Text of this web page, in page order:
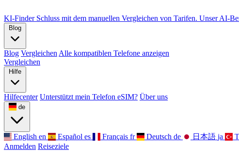
KI-Finder Schluss mit dem manuellen Vergleichen von Tarifen. Unser AI-
Blog
Blog Vergleichen Alle kompatiblen Telefone anzeigen
Vergleichen
Hilfe
Hilfecenter Unterstützt mein Telefon eSIM? Über uns
de
English en Español es Français fr Deutsch de 日本語 ja
Anmelden Reiseziele